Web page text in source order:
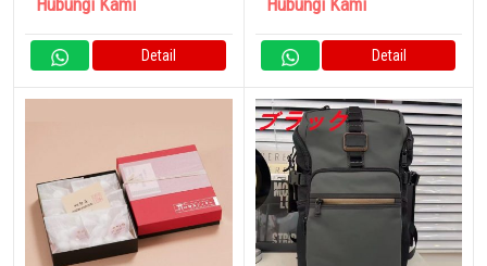
Hubungi Kami
Detail
Hubungi Kami
Detail